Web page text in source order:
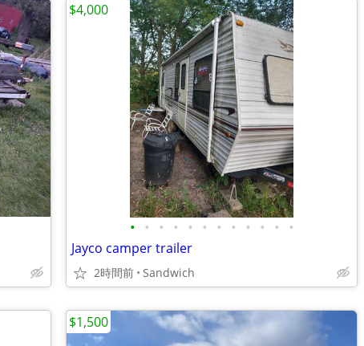
• • • • • • • • • • • •
Jayco camper trailer
2時間前 Sandwich
$4,000
$1,500